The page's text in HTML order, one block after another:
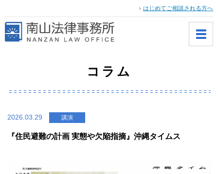
はじめてご相談される方へ
コラム
2026.03.29 講演
『住民避難の計画 実態や欠陥指摘』沖縄タイムス